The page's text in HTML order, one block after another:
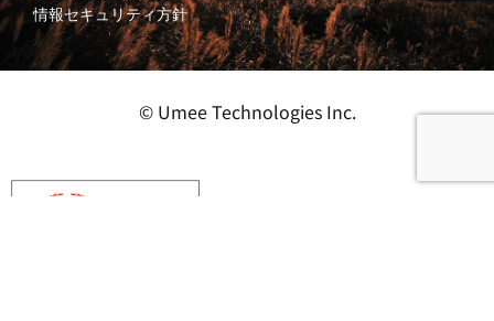
情報セキュリティ方針
© Umee Technologies Inc.